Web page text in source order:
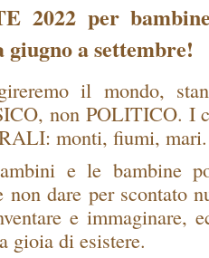
2022 per
giugno a settembre!
gireremo il mondo,
non POLITICO. I
monti, fiumi, mari.
e le bambine
non dare per scontato
e immaginare,
gioia di esistere.